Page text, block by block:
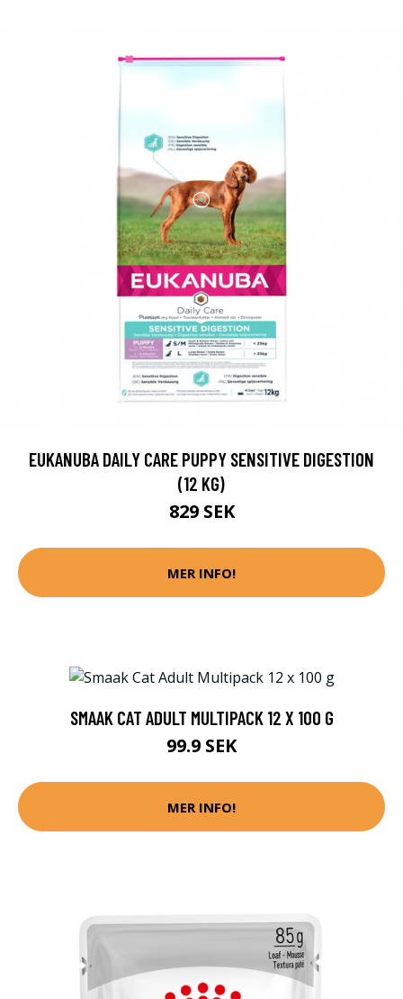
EUKANUBA DAILY CARE PUPPY SENSITIVE DIGESTION
(12 KG)
829 SEK
MER INFO!
SMAAK CAT ADULT MULTIPACK 12 X 100 G
99.9 SEK
MER INFO!